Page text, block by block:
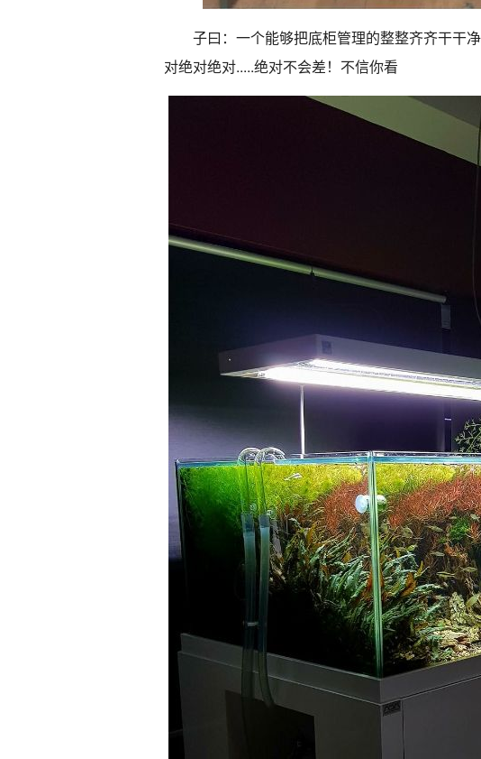
子曰：一个能够把底柜管理的整整齐齐干干
对绝对绝对.....绝对不会差！不信你看